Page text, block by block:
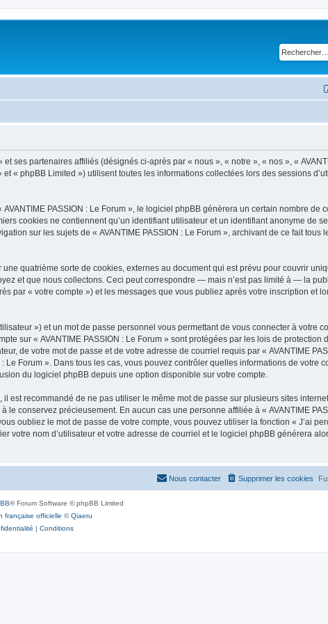
ses partenaires affiliés (désignés ci-après par « nous », « notre », « nos », «
« phpBB Limited ») utilisent toutes les informations collectées lors des sessions
PASSION : Le Forum », le logiciel phpBB génèrera un certain nombre de
cookies ne contiennent qu’un identifiant utilisateur et un identifiant anonyme de
sur les sujets de « AVANTIME PASSION : Le Forum », archivant de ce fait tous
quatrième sorte de cookies, externes au document qui est prévu pour couvrir
et que nous collectons. Ceci peut correspondre — mais n’est pas limité à — la
par « votre compte ») et les messages que vous publiez après votre inscription et
») et un mot de passe personnel vous permettant de vous connecter à votre
sur « AVANTIME PASSION : Le Forum » sont protégées par les lois de protection
de votre mot de passe et de votre adresse de courriel requis par « AVANTIME
Forum ». Dans tous les cas, vous pouvez contrôler quelles informations de votre
du logiciel phpBB depuis une option disponible sur votre compte.
est recommandé de ne pas utiliser le même mot de passe sur plusieurs sites
le conservez précieusement. En aucun cas une personne affiliée à « AVANTIME
oubliez le mot de passe de votre compte, vous pouvez utiliser la fonction « J’ai
nom d’utilisateur et votre adresse de courriel et le logiciel phpBB générera
Supprimer les cookies
Nous contacter
® Forum Software © phpBB Limited
française officielle ©Qiaeru
| Conditions